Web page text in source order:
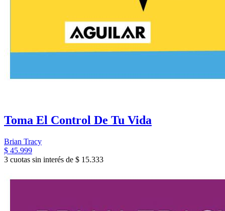
Toma El Control De Tu Vida
Brian Tracy
$ 45.999
3 cuotas sin interés de $ 15.333